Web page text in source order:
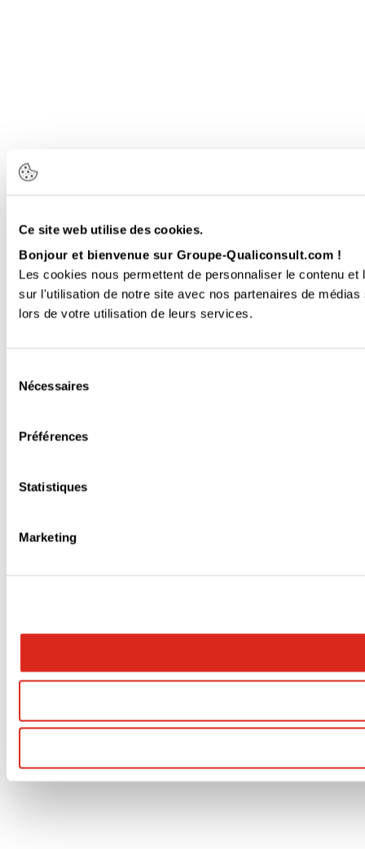
Ce site web utilise des cookies.
Bonjour et bienvenue sur Groupe-Qualiconsult.com !
Les cookies nous permettent de personnaliser le contenu
sur l'utilisation de notre site avec nos partenaires de
lors de votre utilisation de leurs services.
Nécessaires
Préférences
Statistiques
Marketing